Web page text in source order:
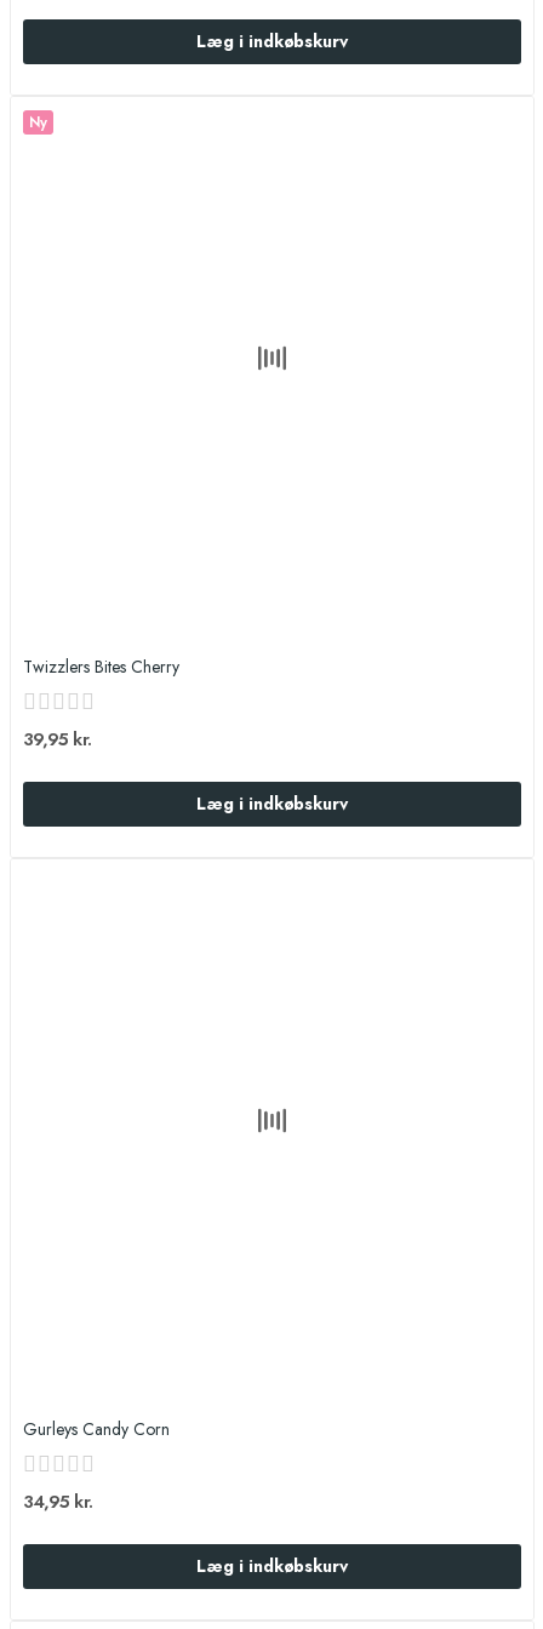
Læg i indkøbskurv
Ny
Twizzlers Bites Cherry
39,95 kr.
Læg i indkøbskurv
Gurleys Candy Corn
34,95 kr.
Læg i indkøbskurv